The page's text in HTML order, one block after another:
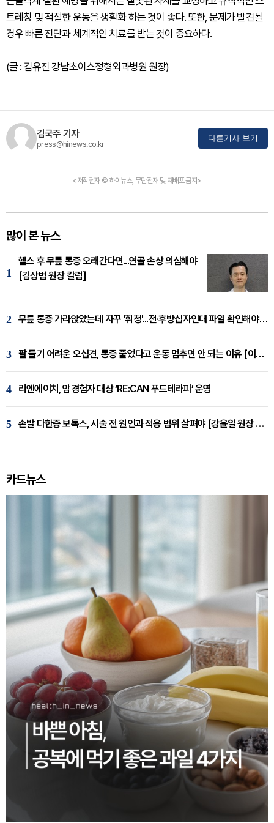
트레칭 및 적절한 운동을 생활화 하는 것이 좋다. 또한, 문제가 발견될
경우 빠른 진단과 체계적인 치료를 받는 것이 중요하다.
(글 : 김유진 강남초이스정형외과병원 원장)
김국주 기자
press@hinews.co.kr
다른기사 보기
<저작권자 © 하이뉴스, 무단전재 및 재배포 금지>
많이 본 뉴스
1
헬스 후 무릎 통증 오래간다면...연골 손상 의심해야
[김상범 원장 칼럼]
2 무릎 통증 가라앉았는데 자꾸 '휘청'...전·후방십자인대 파열 확인해야 [곽우경 원장 칼럼]
3 팔 들기 어려운 오십견, 통증 줄었다고 운동 멈추면 안 되는 이유 [이병욱 원장 칼럼]
4 리엔에이치, 암경험자 대상 ‘RE:CAN 푸드테라피’ 운영
5 손발 다한증 보톡스, 시술 전 원인과 적용 범위 살펴야 [강윤일 원장 칼럼]
카드뉴스